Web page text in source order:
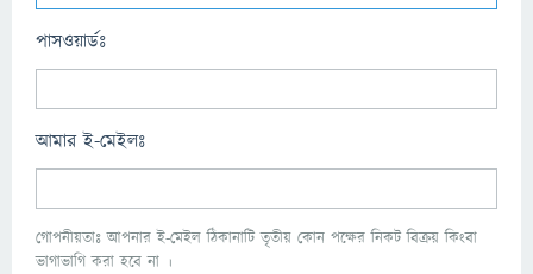
পাসওয়ার্ডঃ
আমার ই-মেইলঃ
গোপনীয়তাঃ আপনার ই-মেইল ঠিকানাটি তৃতীয় কোন পক্ষের নিকট বিক্রয় কিংবা
ভাগাভাগি করা হবে না ।